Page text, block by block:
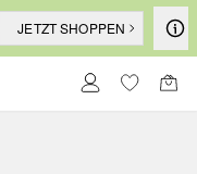
JETZT SHOPPEN